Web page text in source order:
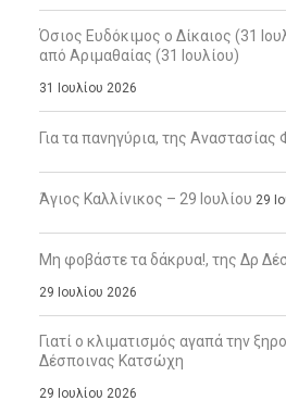
Όσιος Ευδόκιμος ο Δίκαιος (31
από Αριμαθαίας (31 Ιουλίου)
31 Ιουλίου 2026
Για τα πανηγύρια, της
Άγιος Καλλίνικος – 29 Ιουλίου 29
Μη φοβάστε τα δάκρυα!, της Δρ
29 Ιουλίου 2026
Γιατί ο κλιματισμός αγαπά την
Δέσποινας Κατσώχη
29 Ιουλίου 2026